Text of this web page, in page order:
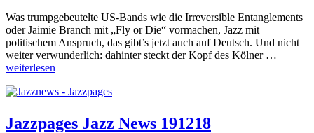
Was trumpgebeutelte US-Bands wie die Irreversible Entanglements
oder Jaimie Branch mit „Fly or Die“ vormachen, Jazz mit
politischem Anspruch, das gibt’s jetzt auch auf Deutsch. Und nicht
weiter verwunderlich: dahinter steckt der Kopf des Kölner …
weiterlesen
Jazzpages Jazz News 191218